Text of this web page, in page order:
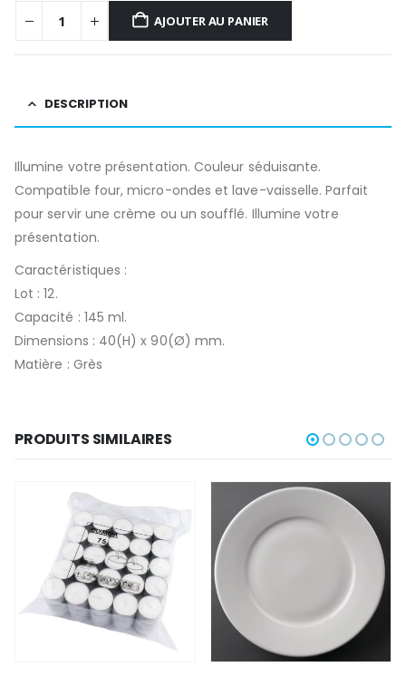
AJOUTER AU PANIER
DESCRIPTION
Illumine votre présentation. Couleur séduisante.
Compatible four, micro-ondes et lave-vaisselle. Parfait
pour servir une crème ou un soufflé. Illumine votre
présentation.
Caractéristiques :
Lot : 12.
Capacité : 145 ml.
Dimensions : 40(H) x 90(Ø) mm.
Matière : Grès
PRODUITS SIMILAIRES